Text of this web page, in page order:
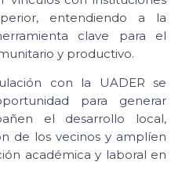
entendiendo a la
clave para el
y productivo.
con la UADER se
para generar
el desarrollo local,
de los vecinos y amplíen
académica y laboral en